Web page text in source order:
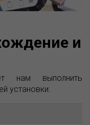
и
нам выполнить
установки: